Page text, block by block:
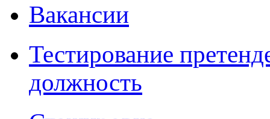
Вакансии
Тестирование
должность